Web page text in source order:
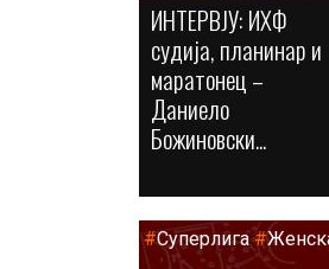
ИНТЕРВЈУ: ИХФ
судија, планинар и
маратонец –
Даниело
Божиновски...
#Суперлига #